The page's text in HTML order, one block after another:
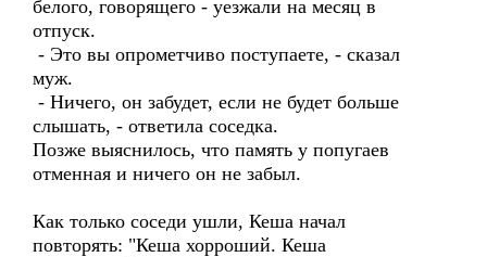
белого, говорящего - уезжали на месяц в
отпуск.
- Это вы опрометчиво поступаете, - сказал
муж.
- Ничего, он забудет, если не будет больше
слышать, - ответила соседка.
Позже выяснилось, что память у попугаев
отменная и ничего он не забыл.
Как только соседи ушли, Кеша начал
повторять: "Кеша хорроший. Кеша